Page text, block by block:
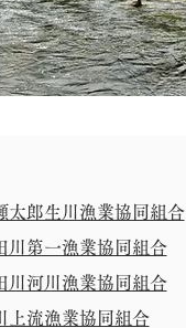
太郎生川漁業協同組合
川第一漁業協同組合
川河川漁業協同組合
上流漁業協同組合